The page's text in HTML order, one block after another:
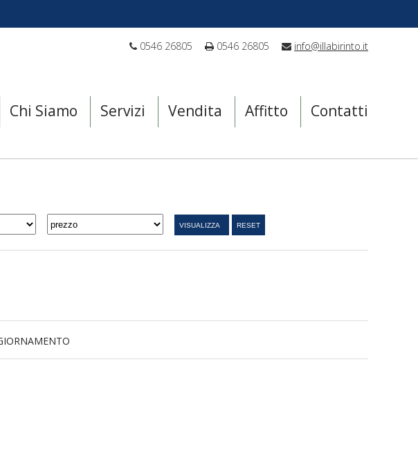
0546 26805 0546 26805 info@illabirinto.it
Chi Siamo Servizi Vendita Affitto Contatti
VISUALIZZA RESET